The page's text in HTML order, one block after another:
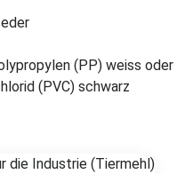
(PP) weiss oder
(PVC) schwarz